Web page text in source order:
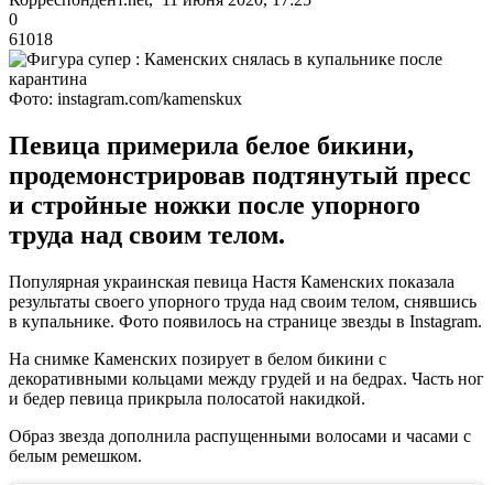
0
61018
Фото: instagram.com/kamenskux
Певица примерила белое бикини,
продемонстрировав подтянутый пресс
и стройные ножки после упорного
труда над своим телом.
Популярная украинская певица Настя Каменских показала
результаты своего упорного труда над своим телом, снявшись
в купальнике. Фото появилось на странице звезды в Instagram.
На снимке Каменских позирует в белом бикини с
декоративными кольцами между грудей и на бедрах. Часть ног
и бедер певица прикрыла полосатой накидкой.
Образ звезда дополнила распущенными волосами и часами с
белым ремешком.